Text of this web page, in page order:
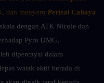
dan menyeru Perisai Cahaya
dengan ATK Nicole dan
Pyro DMG,
dipercayai dalam
watak aktif berada di